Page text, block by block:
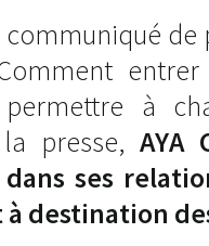
de
à
presse, AYA
dans ses
destination